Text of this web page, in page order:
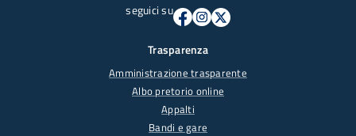
seguici su
Trasparenza
Amministrazione trasparente
Albo pretorio online
Appalti
Bandi e gare